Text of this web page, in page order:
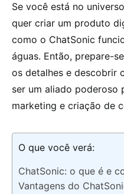
Se você está no
quer criar um produto
como o ChatSonic
águas. Então, prepare-
os detalhes e descobrir
ser um aliado poderoso
marketing e criação de
O que você verá:
ChatSonic: o que é e
Vantagens do